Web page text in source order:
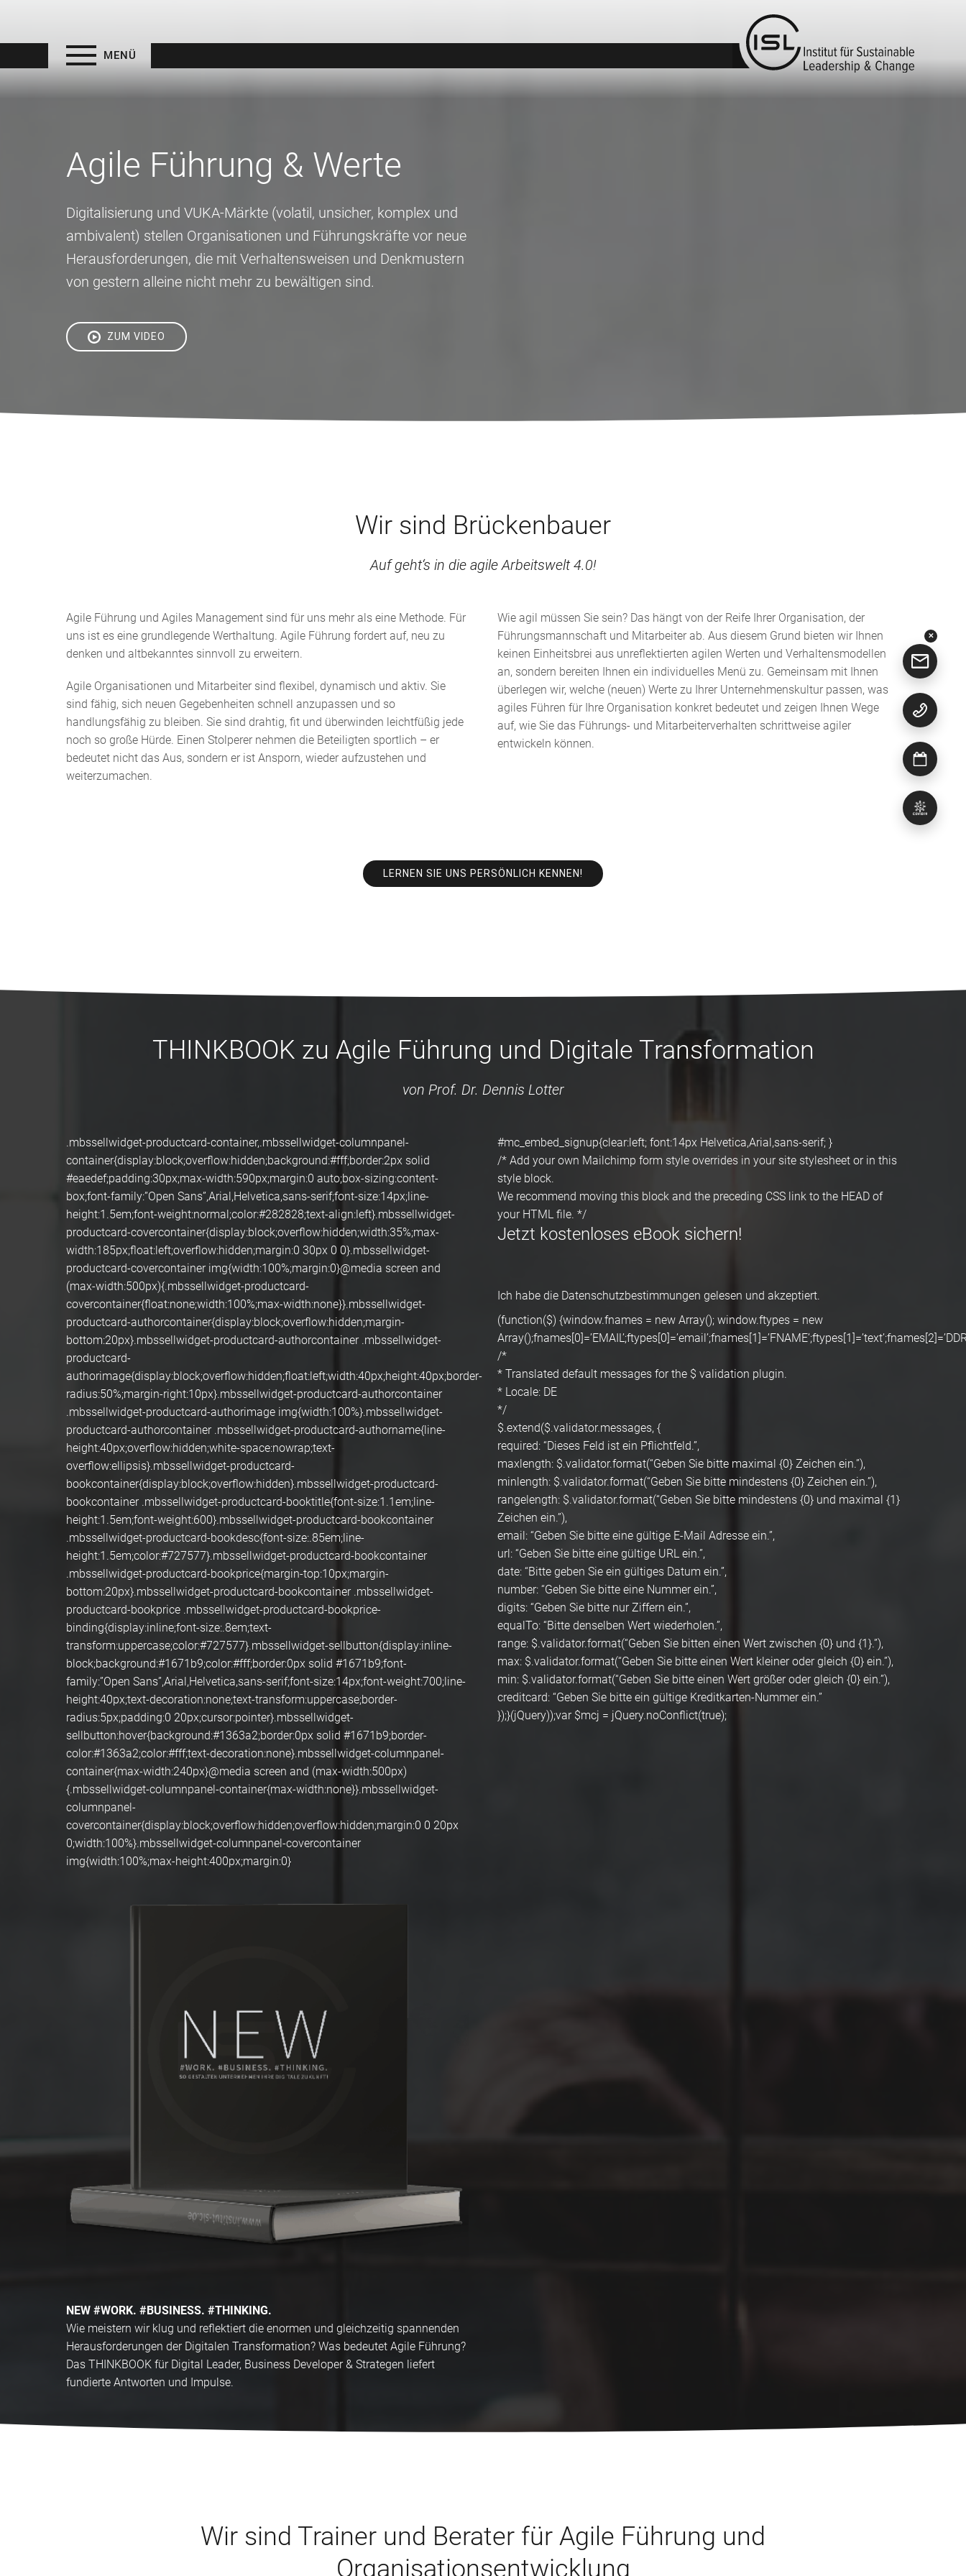
MENÜ
✕
Agile Führung & Werte
Digitalisierung und VUKA-Märkte (volatil, unsicher, komplex und
ambivalent) stellen Organisationen und Führungskräfte vor neue
Herausforderungen, die mit Verhaltensweisen und Denkmustern
von gestern alleine nicht mehr zu bewältigen sind.
ZUM VIDEO
Wir sind Brückenbauer
Auf geht‘s in die agile Arbeitswelt 4.0!
Agile Führung und Agiles Management sind für uns mehr als eine Methode. Für
uns ist es eine grundlegende Werthaltung. Agile Führung fordert auf, neu zu
denken und altbekanntes sinnvoll zu erweitern.
Agile Organisationen und Mitarbeiter sind flexibel, dynamisch und aktiv. Sie
sind fähig, sich neuen Gegebenheiten schnell anzupassen und so
handlungsfähig zu bleiben. Sie sind drahtig, fit und überwinden leichtfüßig jede
noch so große Hürde. Einen Stolperer nehmen die Beteiligten sportlich – er
bedeutet nicht das Aus, sondern er ist Ansporn, wieder aufzustehen und
weiterzumachen.
Wie agil müssen Sie sein? Das hängt von der Reife Ihrer Organisation, der
Führungsmannschaft und Mitarbeiter ab. Aus diesem Grund bieten wir Ihnen
keinen Einheitsbrei aus unreflektierten agilen Werten und Verhaltensmodellen
an, sondern bereiten Ihnen ein individuelles Menü zu. Gemeinsam mit Ihnen
überlegen wir, welche (neuen) Werte zu Ihrer Unternehmenskultur passen, was
agiles Führen für Ihre Organisation konkret bedeutet und zeigen Ihnen Wege
auf, wie Sie das Führungs- und Mitarbeiterverhalten schrittweise agiler
entwickeln können.
LERNEN SIE UNS PERSÖNLICH KENNEN!
THINKBOOK zu Agile Führung und Digitale Transformation
von Prof. Dr. Dennis Lotter
.mbssellwidget-productcard-container,.mbssellwidget-columnpanel-
container{display:block;overflow:hidden;background:#fff;border:2px solid
#eaedef;padding:30px;max-width:590px;margin:0 auto;box-sizing:content-
box;font-family:”Open Sans”,Arial,Helvetica,sans-serif;font-size:14px;line-
height:1.5em;font-weight:normal;color:#282828;text-align:left}.mbssellwidget-
productcard-covercontainer{display:block;overflow:hidden;width:35%;max-
width:185px;float:left;overflow:hidden;margin:0 30px 0 0}.mbssellwidget-
productcard-covercontainer img{width:100%;margin:0}@media screen and
(max-width:500px){.mbssellwidget-productcard-
covercontainer{float:none;width:100%;max-width:none}}.mbssellwidget-
productcard-authorcontainer{display:block;overflow:hidden;margin-
bottom:20px}.mbssellwidget-productcard-authorcontainer .mbssellwidget-
productcard-
authorimage{display:block;overflow:hidden;float:left;width:40px;height:40px;border-
radius:50%;margin-right:10px}.mbssellwidget-productcard-authorcontainer
.mbssellwidget-productcard-authorimage img{width:100%}.mbssellwidget-
productcard-authorcontainer .mbssellwidget-productcard-authorname{line-
height:40px;overflow:hidden;white-space:nowrap;text-
overflow:ellipsis}.mbssellwidget-productcard-
bookcontainer{display:block;overflow:hidden}.mbssellwidget-productcard-
bookcontainer .mbssellwidget-productcard-booktitle{font-size:1.1em;line-
height:1.5em;font-weight:600}.mbssellwidget-productcard-bookcontainer
.mbssellwidget-productcard-bookdesc{font-size:.85em;line-
height:1.5em;color:#727577}.mbssellwidget-productcard-bookcontainer
.mbssellwidget-productcard-bookprice{margin-top:10px;margin-
bottom:20px}.mbssellwidget-productcard-bookcontainer .mbssellwidget-
productcard-bookprice .mbssellwidget-productcard-bookprice-
binding{display:inline;font-size:.8em;text-
transform:uppercase;color:#727577}.mbssellwidget-sellbutton{display:inline-
block;background:#1671b9;color:#fff;border:0px solid #1671b9;font-
family:”Open Sans”,Arial,Helvetica,sans-serif;font-size:14px;font-weight:700;line-
height:40px;text-decoration:none;text-transform:uppercase;border-
radius:5px;padding:0 20px;cursor:pointer}.mbssellwidget-
sellbutton:hover{background:#1363a2;border:0px solid #1671b9;border-
color:#1363a2;color:#fff;text-decoration:none}.mbssellwidget-columnpanel-
container{max-width:240px}@media screen and (max-width:500px)
{.mbssellwidget-columnpanel-container{max-width:none}}.mbssellwidget-
columnpanel-
covercontainer{display:block;overflow:hidden;overflow:hidden;margin:0 0 20px
0;width:100%}.mbssellwidget-columnpanel-covercontainer
img{width:100%;max-height:400px;margin:0}
NEW #WORK. #BUSINESS. #THINKING.
Wie meistern wir klug und reflektiert die enormen und gleichzeitig spannenden
Herausforderungen der Digitalen Transformation? Was bedeutet Agile Führung?
Das THINKBOOK für Digital Leader, Business Developer & Strategen liefert
fundierte Antworten und Impulse.
#mc_embed_signup{clear:left; font:14px Helvetica,Arial,sans-serif; }
/* Add your own Mailchimp form style overrides in your site stylesheet or in this
style block.
We recommend moving this block and the preceding CSS link to the HEAD of
your HTML file. */
Jetzt kostenloses eBook sichern!
Ich habe die Datenschutzbestimmungen gelesen und akzeptiert.
(function($) {window.fnames = new Array(); window.ftypes = new
/*
* Translated default messages for the $ validation plugin.
* Locale: DE
*/
$.extend($.validator.messages, {
required: “Dieses Feld ist ein Pflichtfeld.”,
maxlength: $.validator.format(“Geben Sie bitte maximal {0} Zeichen ein.”),
minlength: $.validator.format(“Geben Sie bitte mindestens {0} Zeichen ein.”),
rangelength: $.validator.format(“Geben Sie bitte mindestens {0} und maximal {1}
Zeichen ein.”),
email: “Geben Sie bitte eine gültige E-Mail Adresse ein.”,
url: “Geben Sie bitte eine gültige URL ein.”,
date: “Bitte geben Sie ein gültiges Datum ein.”,
number: “Geben Sie bitte eine Nummer ein.”,
digits: “Geben Sie bitte nur Ziffern ein.”,
equalTo: “Bitte denselben Wert wiederholen.”,
range: $.validator.format(“Geben Sie bitten einen Wert zwischen {0} und {1}.”),
max: $.validator.format(“Geben Sie bitte einen Wert kleiner oder gleich {0} ein.”),
min: $.validator.format(“Geben Sie bitte einen Wert größer oder gleich {0} ein.”),
creditcard: “Geben Sie bitte ein gültige Kreditkarten-Nummer ein.”
});}(jQuery));var $mcj = jQuery.noConflict(true);
Wir sind Trainer und Berater für Agile Führung und
Organisationsentwicklung